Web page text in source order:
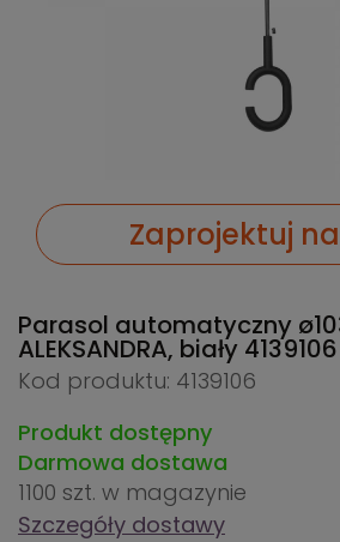
Zaprojektuj
Parasol automatyczny
ALEKSANDRA, biały 4139106
Kod produktu: 4139106
Produkt dostępny
Darmowa dostawa
1100 szt. w magazynie
Szczegóły dostawy